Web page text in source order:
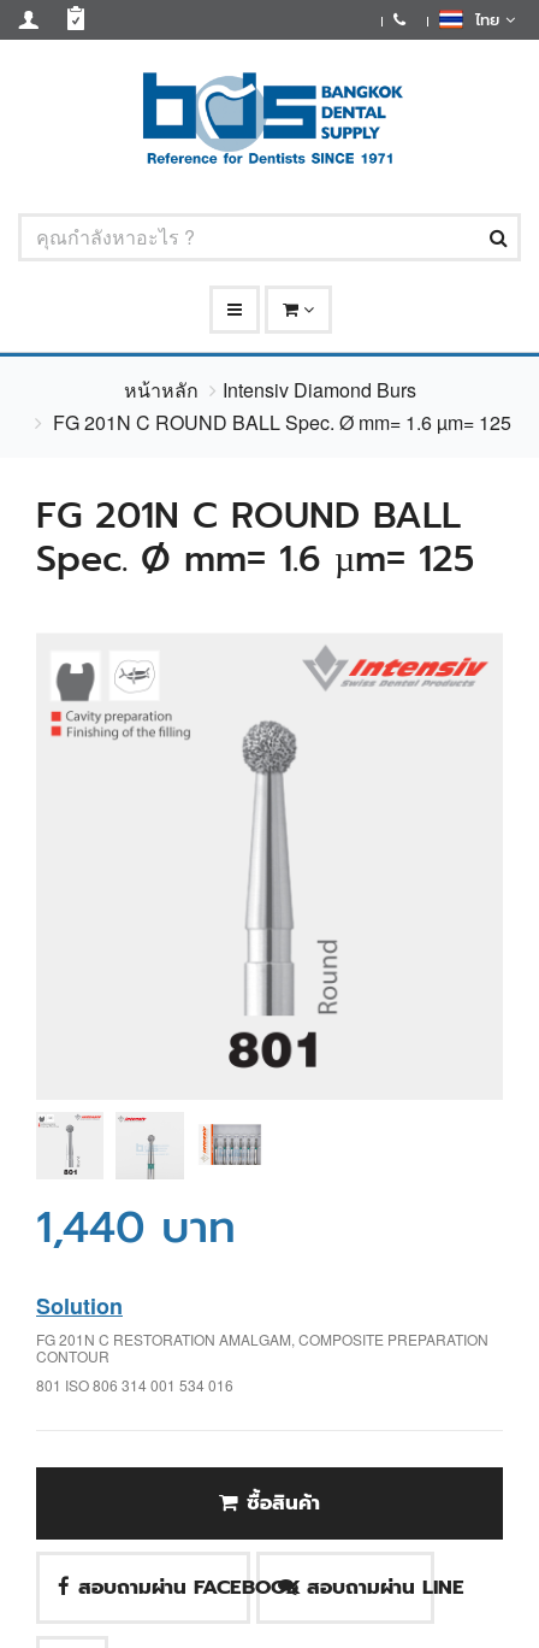
ไทย
หน้าหลัก
Intensiv Diamond Burs
FG 201N C ROUND BALL Spec. Ø mm= 1.6 µm= 125
FG 201N C ROUND BALL
Spec. Ø mm= 1.6 µm= 125
1,440 บาท
Solution
FG 201N C RESTORATION AMALGAM, COMPOSITE PREPARATION
CONTOUR
801 ISO 806 314 001 534 016
ซื้อสินค้า
สอบถามผ่าน FACEBOOK สอบถามผ่าน LINE